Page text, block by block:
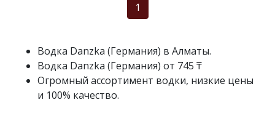
1
Водка Danzka (Германия) в Алматы.
Водка Danzka (Германия) от 745 ₸
Огромный ассортимент водки, низкие цены
и 100% качество.